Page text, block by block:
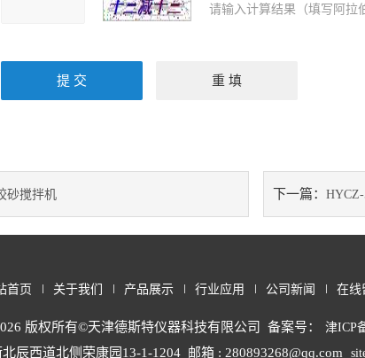
请输入计算结果（填写阿拉
砂搅拌机 下一篇：
首页 关于我们 产品展示 行业应用 公司新闻 在线
版权所有©天津德斯特仪器科技有限公司 备案号： 津ICP
辰西道北侧荣康园13-1-1204 邮箱 : 280893268@qq.com